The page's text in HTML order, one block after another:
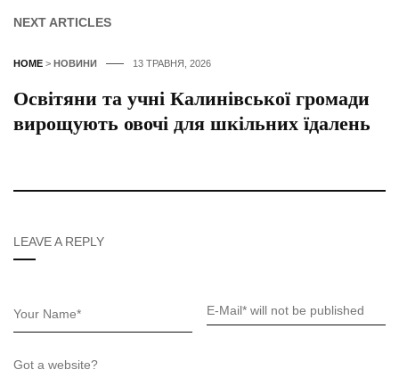
NEXT ARTICLES
HOME > НОВИНИ 13 ТРАВНЯ, 2026
Освітяни та учні Калинівської громади
вирощують овочі для шкільних їдалень
LEAVE A REPLY